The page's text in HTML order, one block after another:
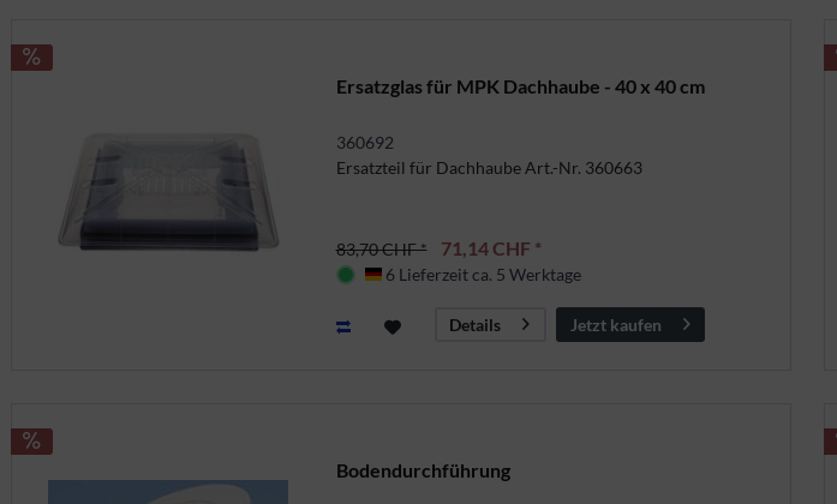
Ersatzglas für MPK Dachhaube - 40 x 40 cm
360692
Ersatzteil für Dachhaube Art.-Nr. 360663
83,70 CHF * 71,14 CHF *
Deutschland
6 Lieferzeit ca. 5 Werktage
Details Jetzt kaufen
Bodendurchführung